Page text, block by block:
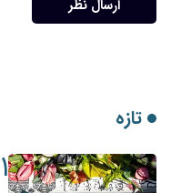
ارسال نظر
تازه
۱